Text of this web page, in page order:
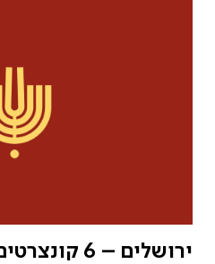
ירושלים – 6 קונצרטים